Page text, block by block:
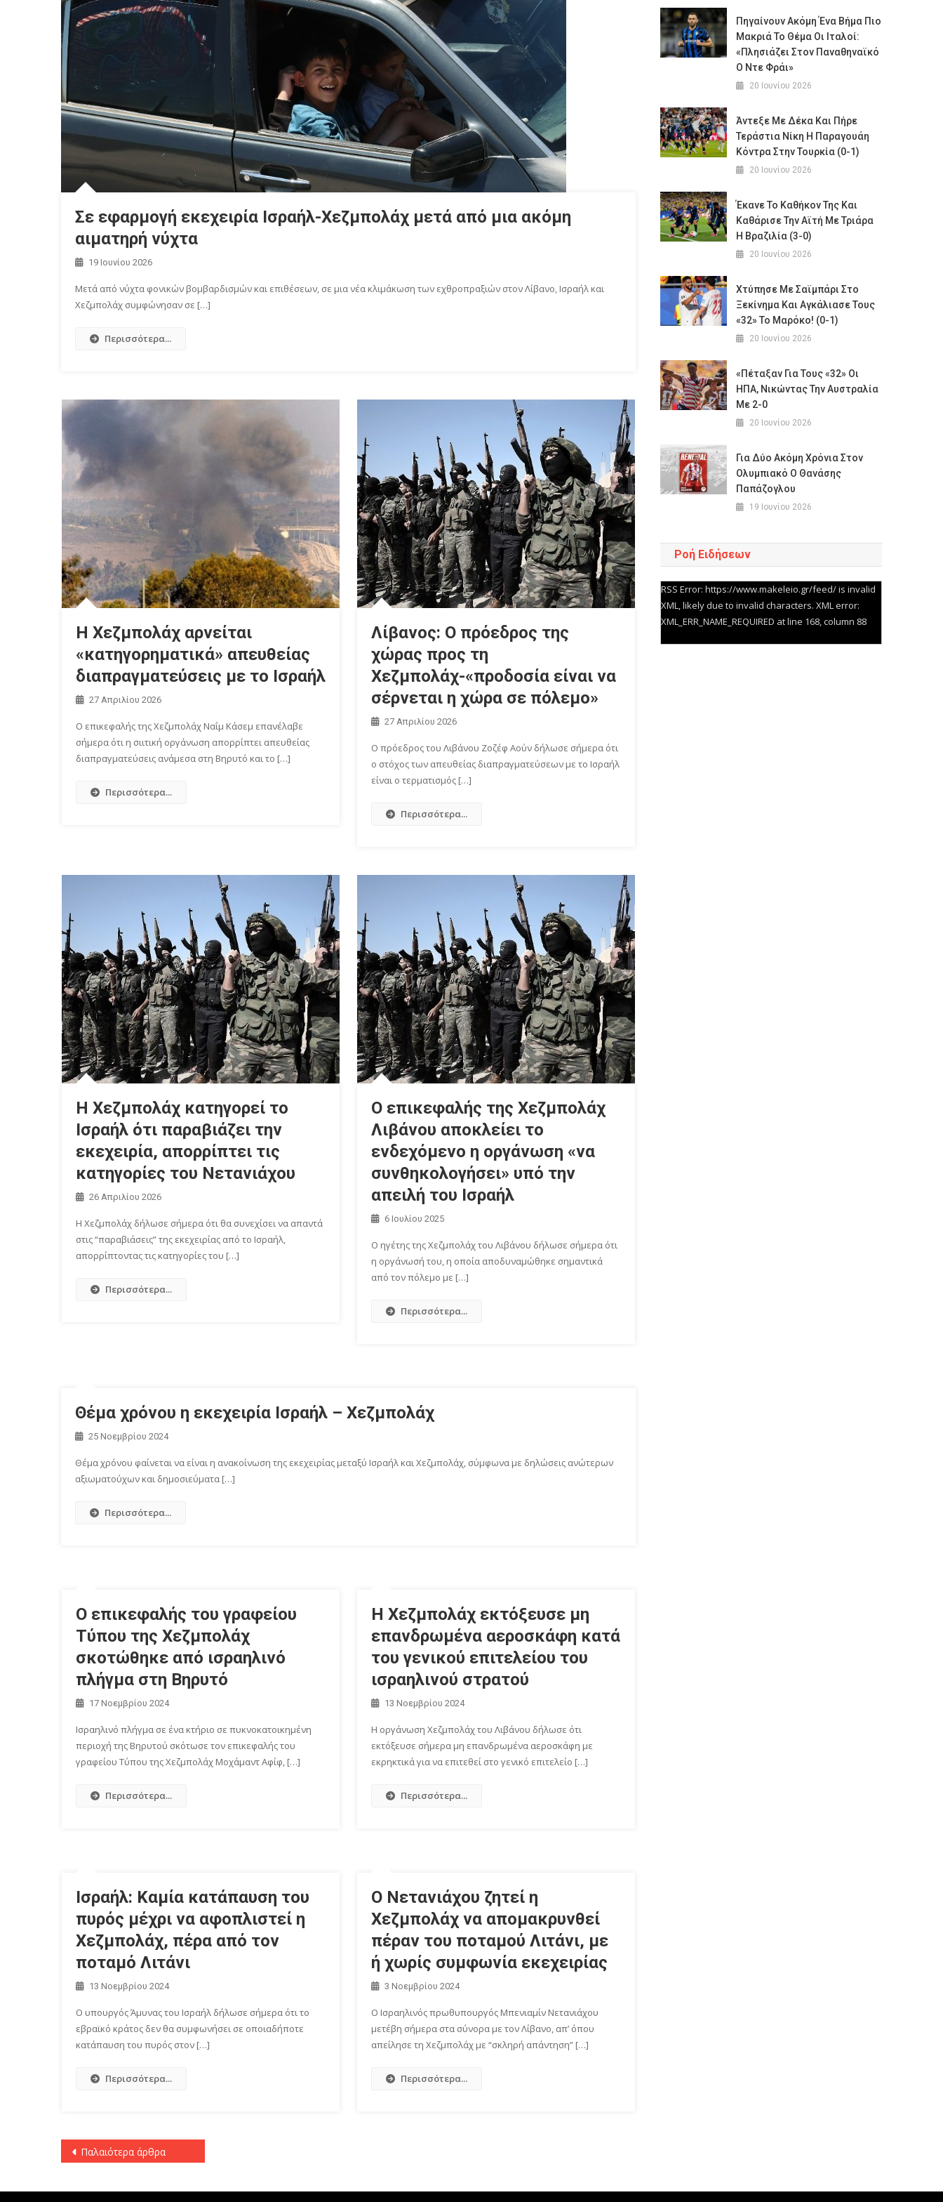
Σε εφαρμογή εκεχειρία Ισραήλ-Χεζμπολάχ μετά από μια ακόμη
αιματηρή νύχτα
19 Ιουνίου 2026
Μετά από νύχτα φονικών βομβαρδισμών και επιθέσεων, σε μια νέα κλιμάκωση των εχθροπραξιών στον Λίβανο, Ισραήλ και
Χεζμπολάχ συμφώνησαν σε […]
Περισσότερα...
Η Χεζμπολάχ αρνείται
«κατηγορηματικά» απευθείας
διαπραγματεύσεις με το Ισραήλ
27 Απριλίου 2026
Ο επικεφαλής της Χεζμπολάχ Ναΐμ Κάσεμ επανέλαβε
σήμερα ότι η σιιτική οργάνωση απορρίπτει απευθείας
διαπραγματεύσεις ανάμεσα στη Bηρυτό και το […]
Περισσότερα...
Λίβανος: Ο πρόεδρος της
χώρας προς τη
Χεζμπολάχ-«προδοσία είναι να
σέρνεται η χώρα σε πόλεμο»
27 Απριλίου 2026
Ο πρόεδρος του Λιβάνου Ζοζέφ Αούν δήλωσε σήμερα ότι
ο στόχος των απευθείας διαπραγματεύσεων με το Ισραήλ
είναι ο τερματισμός […]
Περισσότερα...
Η Χεζμπολάχ κατηγορεί το
Ισραήλ ότι παραβιάζει την
εκεχειρία, απορρίπτει τις
κατηγορίες του Νετανιάχου
26 Απριλίου 2026
Η Χεζμπολάχ δήλωσε σήμερα ότι θα συνεχίσει να απαντά
στις “παραβιάσεις” της εκεχειρίας από το Ισραήλ,
απορρίπτοντας τις κατηγορίες του […]
Περισσότερα...
Ο επικεφαλής της Χεζμπολάχ
Λιβάνου αποκλείει το
ενδεχόμενο η οργάνωση «να
συνθηκολογήσει» υπό την
απειλή του Ισραήλ
6 Ιουλίου 2025
Ο ηγέτης της Χεζμπολάχ του Λιβάνου δήλωσε σήμερα ότι
η οργάνωσή του, η οποία αποδυναμώθηκε σημαντικά
από τον πόλεμο με […]
Περισσότερα...
Θέμα χρόνου η εκεχειρία Ισραήλ – Χεζμπολάχ
25 Νοεμβρίου 2024
Θέμα χρόνου φαίνεται να είναι η ανακοίνωση της εκεχειρίας μεταξύ Ισραήλ και Χεζμπολάχ, σύμφωνα με δηλώσεις ανώτερων
αξιωματούχων και δημοσιεύματα […]
Περισσότερα...
Ο επικεφαλής του γραφείου
Τύπου της Χεζμπολάχ
σκοτώθηκε από ισραηλινό
πλήγμα στη Βηρυτό
17 Νοεμβρίου 2024
Ισραηλινό πλήγμα σε ένα κτήριο σε πυκνοκατοικημένη
περιοχή της Βηρυτού σκότωσε τον επικεφαλής του
γραφείου Τύπου της Χεζμπολάχ Μοχάμαντ Αφίφ, […]
Περισσότερα...
Η Χεζμπολάχ εκτόξευσε μη
επανδρωμένα αεροσκάφη κατά
του γενικού επιτελείου του
ισραηλινού στρατού
13 Νοεμβρίου 2024
Η οργάνωση Χεζμπολάχ του Λιβάνου δήλωσε ότι
εκτόξευσε σήμερα μη επανδρωμένα αεροσκάφη με
εκρηκτικά για να επιτεθεί στο γενικό επιτελείο […]
Περισσότερα...
Ισραήλ: Καμία κατάπαυση του
πυρός μέχρι να αφοπλιστεί η
Χεζμπολάχ, πέρα από τον
ποταμό Λιτάνι
13 Νοεμβρίου 2024
Ο υπουργός Άμυνας του Ισραήλ δήλωσε σήμερα ότι το
εβραϊκό κράτος δεν θα συμφωνήσει σε οποιαδήποτε
κατάπαυση του πυρός στον […]
Περισσότερα...
Ο Νετανιάχου ζητεί η
Χεζμπολάχ να απομακρυνθεί
πέραν του ποταμού Λιτάνι, με
ή χωρίς συμφωνία εκεχειρίας
3 Νοεμβρίου 2024
Ο Ισραηλινός πρωθυπουργός Μπενιαμίν Νετανιάχου
μετέβη σήμερα στα σύνορα με τον Λίβανο, απ’ όπου
απείλησε τη Χεζμπολάχ με “σκληρή απάντηση” […]
Περισσότερα...
Πλοήγηση
Παλαιότερα άρθρα
Πηγαίνουν Ακόμη Ένα Βήμα Πιο
Μακριά Το Θέμα Οι Ιταλοί:
«Πλησιάζει Στον Παναθηναϊκό
Ο Ντε Φράι»
20 Ιουνίου 2026
Άντεξε Με Δέκα Και Πήρε
Τεράστια Νίκη Η Παραγουάη
Κόντρα Στην Τουρκία (0-1)
20 Ιουνίου 2026
Έκανε Το Καθήκον Της Και
Καθάρισε Την Αϊτή Με Τριάρα
Η Βραζιλία (3-0)
20 Ιουνίου 2026
Χτύπησε Με Σαϊμπάρι Στο
Ξεκίνημα Και Αγκάλιασε Τους
«32» Το Μαρόκο! (0-1)
20 Ιουνίου 2026
«Πέταξαν Για Τους «32» Οι
ΗΠΑ, Νικώντας Την Αυστραλία
Με 2-0
20 Ιουνίου 2026
Για Δύο Ακόμη Χρόνια Στον
Ολυμπιακό Ο Θανάσης
Παπάζογλου
19 Ιουνίου 2026
Ροή Ειδήσεων
RSS Error: https://www.makeleio.gr/feed/ is invalid
XML, likely due to invalid characters. XML error:
XML_ERR_NAME_REQUIRED at line 168, column 88